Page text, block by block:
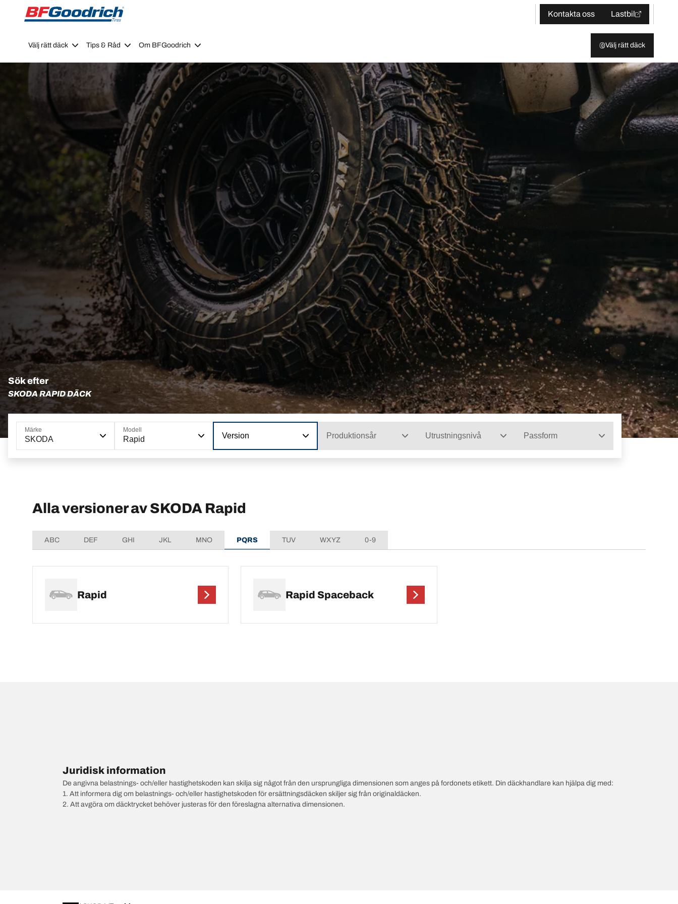
Go to page content
Go to page navigation
Kontakta oss
Lastbil
Välj rätt däck Tips & Råd Om BFGoodrich Välj rätt däck
Sök efter
SKODA RAPID DÄCK
Märke
SKODA
Modell
Rapid Version Produktionsår Utrustningsnivå Passform
Alla versioner av SKODA Rapid
ABC DEF GHI JKL MNO PQRS TUV WXYZ 0-9
Rapid Rapid Spaceback
Juridisk information
De angivna belastnings- och/eller hastighetskoden kan skilja sig något från den ursprungliga dimensionen som anges på fordonets etikett. Din däckhandlare kan hjälpa dig med:
1. Att informera dig om belastnings- och/eller hastighetskoden för ersättningsdäcken skiljer sig från originaldäcken.
2. Att avgöra om däcktrycket behöver justeras för den föreslagna alternativa dimensionen.